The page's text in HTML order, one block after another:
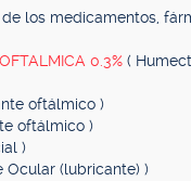
los medicamentos,
0.3% (
oftálmico )
oftálmico )
)
Ocular (lubricante) )